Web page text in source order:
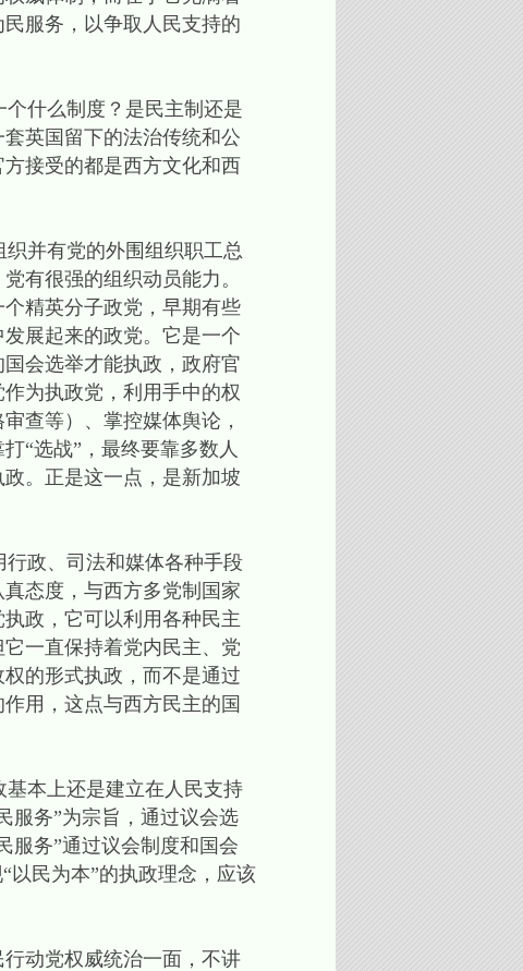
服务，以争取人民支持的
什么制度？是民主制还是
英国留下的法治传统和公
接受的都是西方文化和西
并有党的外围组织职工总
有很强的组织动员能力。
精英分子政党，早期有些
展起来的政党。它是一个
会选举才能执政，政府官
为执政党，利用手中的权
查等）、掌控媒体舆论，
“选战”，最终要靠多数人
。正是这一点，是新加坡
政、司法和媒体各种手段
态度，与西方多党制国家
政，它可以利用各种民主
一直保持着党内民主、党
的形式执政，而不是通过
用，这点与西方民主的国
本上还是建立在人民支持
服务”为宗旨，通过议会选
服务”通过议会制度和国会
以民为本”的执政理念，应该
动党权威统治一面，不讲